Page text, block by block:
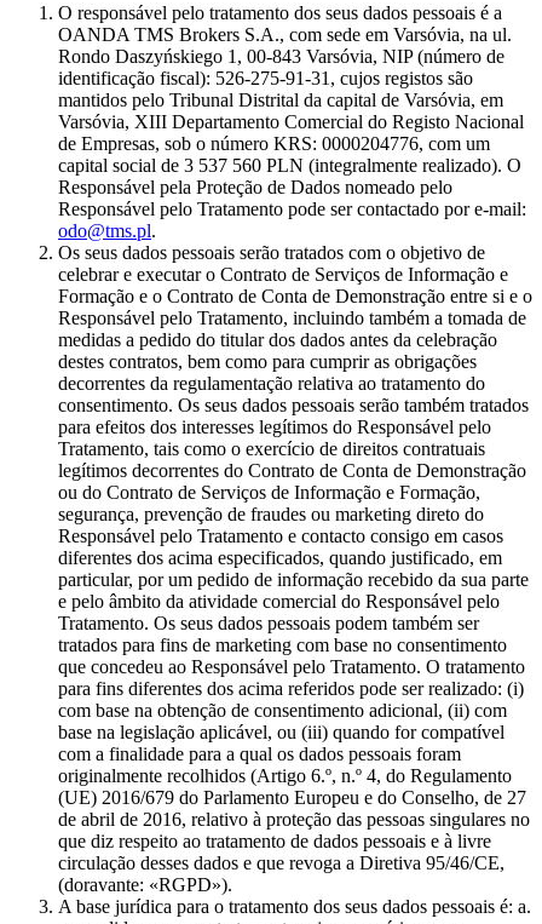
O responsável pelo tratamento dos seus dados pessoais é a
OANDA TMS Brokers S.A., com sede em Varsóvia, na ul.
Rondo Daszyńskiego 1, 00-843 Varsóvia, NIP (número de
identificação fiscal): 526-275-91-31, cujos registos são
mantidos pelo Tribunal Distrital da capital de Varsóvia, em
Varsóvia, XIII Departamento Comercial do Registo Nacional
de Empresas, sob o número KRS: 0000204776, com um
capital social de 3 537 560 PLN (integralmente realizado). O
Responsável pela Proteção de Dados nomeado pelo
Responsável pelo Tratamento pode ser contactado por e-mail:
odo@tms.pl.
Os seus dados pessoais serão tratados com o objetivo de
celebrar e executar o Contrato de Serviços de Informação e
Formação e o Contrato de Conta de Demonstração entre si e o
Responsável pelo Tratamento, incluindo também a tomada de
medidas a pedido do titular dos dados antes da celebração
destes contratos, bem como para cumprir as obrigações
decorrentes da regulamentação relativa ao tratamento do
consentimento. Os seus dados pessoais serão também tratados
para efeitos dos interesses legítimos do Responsável pelo
Tratamento, tais como o exercício de direitos contratuais
legítimos decorrentes do Contrato de Conta de Demonstração
ou do Contrato de Serviços de Informação e Formação,
segurança, prevenção de fraudes ou marketing direto do
Responsável pelo Tratamento e contacto consigo em casos
diferentes dos acima especificados, quando justificado, em
particular, por um pedido de informação recebido da sua parte
e pelo âmbito da atividade comercial do Responsável pelo
Tratamento. Os seus dados pessoais podem também ser
tratados para fins de marketing com base no consentimento
que concedeu ao Responsável pelo Tratamento. O tratamento
para fins diferentes dos acima referidos pode ser realizado: (i)
com base na obtenção de consentimento adicional, (ii) com
base na legislação aplicável, ou (iii) quando for compatível
com a finalidade para a qual os dados pessoais foram
originalmente recolhidos (Artigo 6.º, n.º 4, do Regulamento
(UE) 2016/679 do Parlamento Europeu e do Conselho, de 27
de abril de 2016, relativo à proteção das pessoas singulares no
que diz respeito ao tratamento de dados pessoais e à livre
circulação desses dados e que revoga a Diretiva 95/46/CE,
(doravante: «RGPD»).
A base jurídica para o tratamento dos seus dados pessoais é: a.